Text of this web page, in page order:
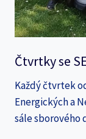
Čtvrtky se
Každý čtvrtek
Energických a
sále